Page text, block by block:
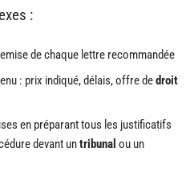
:
de chaque lettre recommandée
: prix indiqué, délais, offre dedroit
en préparant tous les justificatifs
devant untribunal ou un